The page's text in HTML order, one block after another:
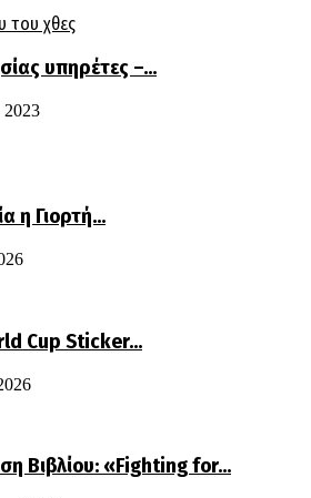
του χθες
υπηρέτες –…
2023
η Γιορτή…
Cup Sticker…
Βιβλίου: «Fighting for…